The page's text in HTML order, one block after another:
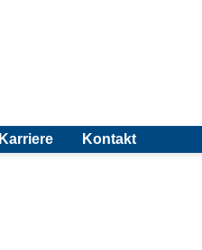
Karriere Kontakt